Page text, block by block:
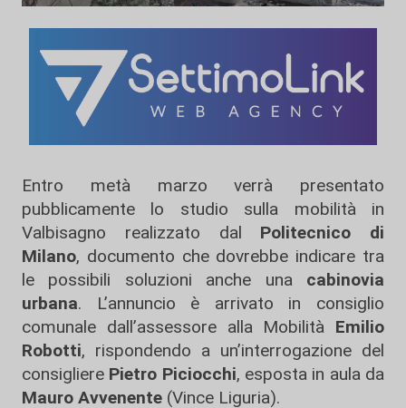
Entro metà marzo verrà presentato
pubblicamente lo studio sulla mobilità in
Valbisagno realizzato dal Politecnico di
Milano, documento che dovrebbe indicare tra
le possibili soluzioni anche una cabinovia
urbana. L’annuncio è arrivato in consiglio
comunale dall’assessore alla Mobilità Emilio
Robotti, rispondendo a un’interrogazione del
consigliere Pietro Piciocchi, esposta in aula da
Mauro Avvenente (Vince Liguria).